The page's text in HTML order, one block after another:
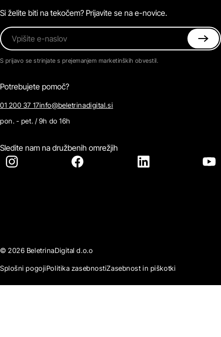
Kontaktirajte nas
Si želite biti na tekočem? Prijavite se na e-novice.
Vpišite e-naslov
S prijavo se strinjate s prejemanjem marketinških obvestil.
Potrebujete pomoč?
01 200 37 17info@beletrinadigital.si
pon. - pet. / 9h do 16h
Sledite nam na družbenih omrežjih
© 2026 BeletrinaDigital d.o.o
Splošni pogojiPolitika zasebnostiZasebnost in piškotki